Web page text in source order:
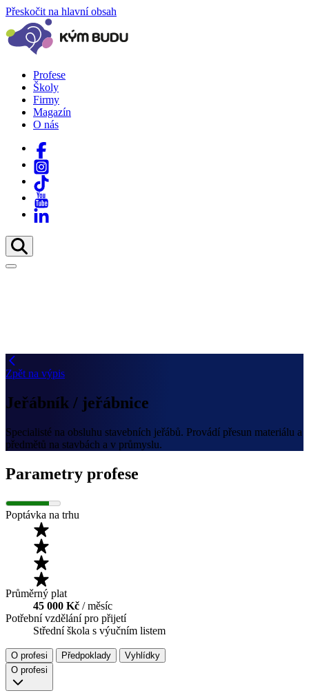
Přeskočit na hlavní obsah
Profese
Školy
Firmy
Magazín
O nás
Zpět na výpis
Jeřábník / jeřábnice
Specialisté na obsluhu stavebních jeřábů. Provádí přesun materiálu a
předmětů na stavbách a v průmyslu.
Parametry profese
Poptávka na trhu
Průměrný plat
45 000 Kč / měsíc
Potřební vzdělání pro přijetí
Střední škola s výučním listem
O profesi Předpoklady
Vyhlídky
O profesi